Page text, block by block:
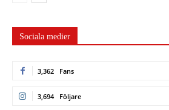
Sociala medier
3,362 Fans
3,694 Följare